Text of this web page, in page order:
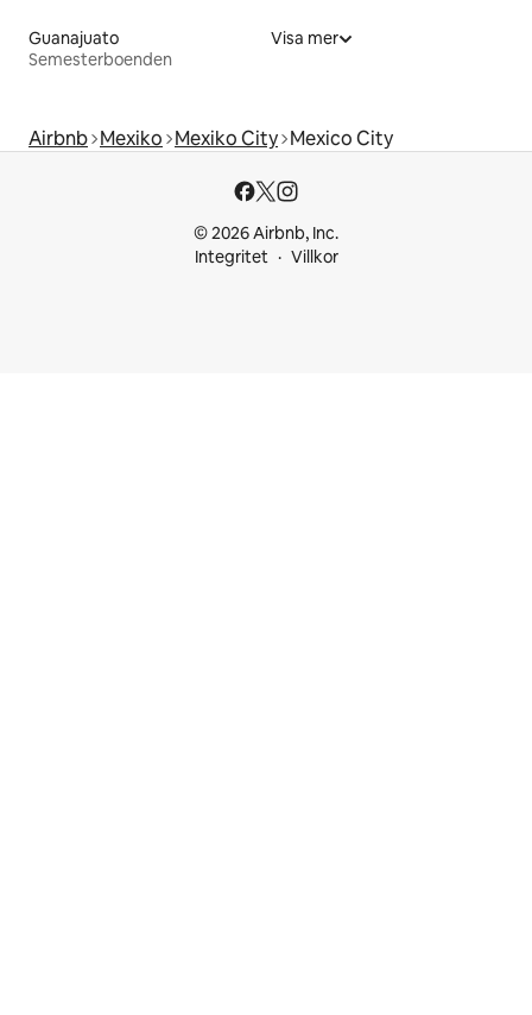
Guanajuato
Semesterboenden
Visa mer
Airbnb Mexiko Mexiko City Mexico City
© 2026 Airbnb, Inc.
Integritet
Villkor